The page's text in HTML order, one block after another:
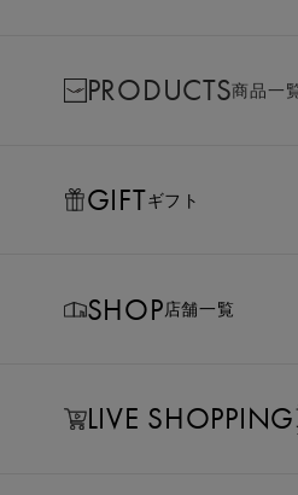
PRODUCTS商品一
GIFTギフト
SHOP店舗一覧
LIVE SHOPPING